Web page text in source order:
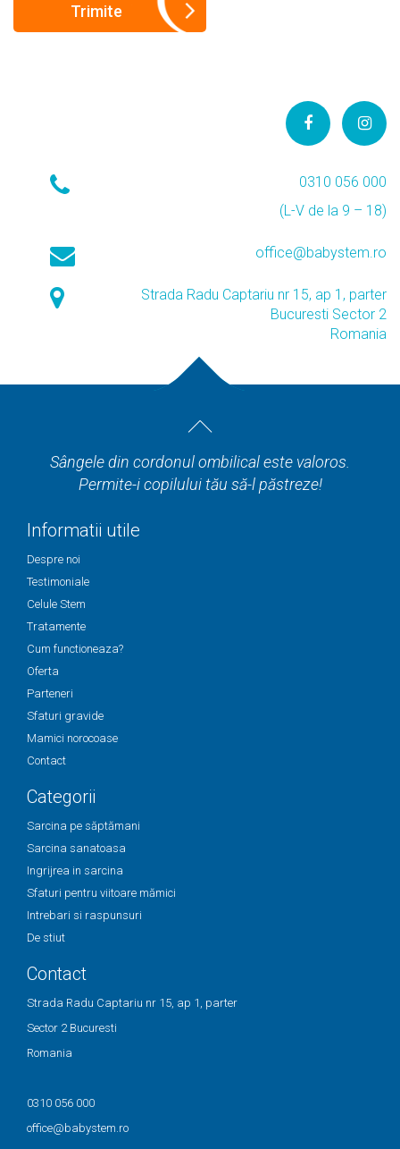
0310 056 000
(L-V de la 9 – 18)
office@babystem.ro
Strada Radu Captariu nr 15, ap 1, parter
Bucuresti Sector 2
Romania
Sângele din cordonul ombilical este valoros.
Permite-i copilului tău să-l păstreze!
Informatii utile
Despre noi
Testimoniale
Celule Stem
Tratamente
Cum functioneaza?
Oferta
Parteneri
Sfaturi gravide
Mamici norocoase
Contact
Categorii
Sarcina pe săptămani
Sarcina sanatoasa
Ingrijrea in sarcina
Sfaturi pentru viitoare mămici
Intrebari si raspunsuri
De stiut
Contact
Strada Radu Captariu nr 15, ap 1, parter
Sector 2 Bucuresti
Romania
0310 056 000
office@babystem.ro